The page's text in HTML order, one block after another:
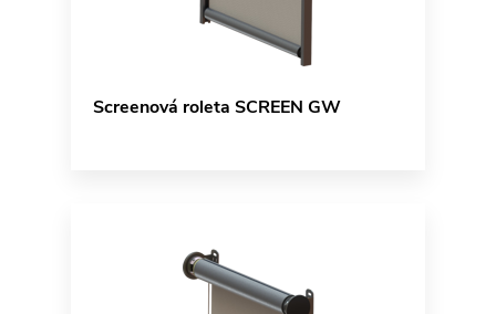
Screenová roleta SCREEN GW